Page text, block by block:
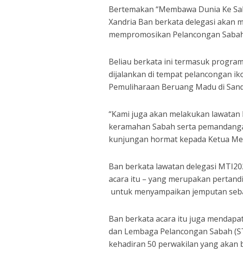
Bertemakan “Membawa Dunia Ke
Xandria Ban berkata delegasi akan
mempromosikan Pelancongan
Beliau berkata ini termasuk
dijalankan di tempat pelancongan
Pemuliharaan Beruang Madu di
“Kami juga akan melakukan
keramahan Sabah serta
kunjungan hormat kepada Ketua
Ban berkata lawatan delegasi
acara itu – yang merupakan
untuk menyampaikan jemputan
Ban berkata acara itu juga
dan Lembaga Pelancongan Sabah
kehadiran 50 perwakilan yang